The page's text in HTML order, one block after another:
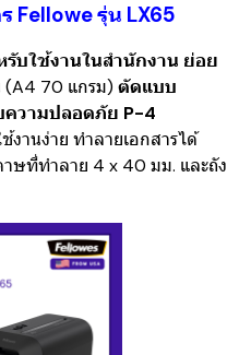
Fellowe รุ่น LX65
รับใช้งานในสำนักงาน ย่อย
(A4 70 แกรม) ตัดแบบ
วามปลอดภัย P-4
งานง่าย ทำลายเอกสารได้
าษที่ทำลาย 4 x 40 มม. และถัง